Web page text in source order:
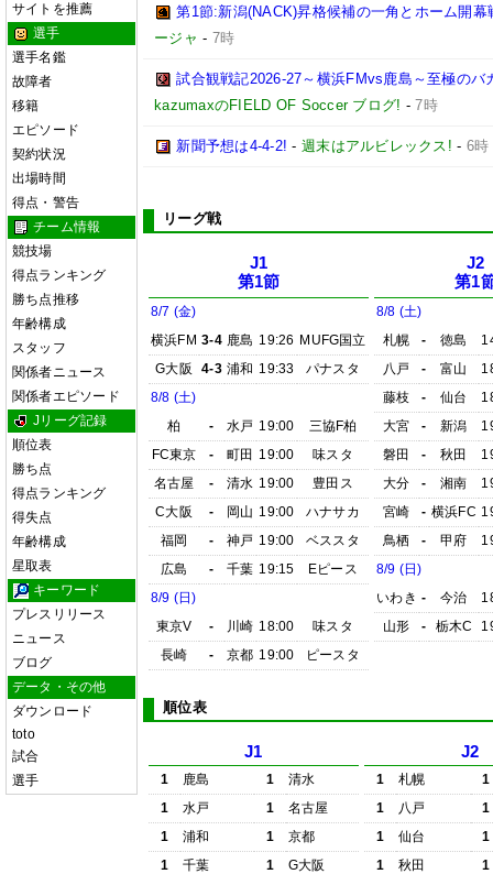
サイトを推薦
選手
選手名鑑
故障者
移籍
エピソード
契約状況
出場時間
得点・警告
チーム情報
競技場
得点ランキング
勝ち点推移
年齢構成
スタッフ
関係者ニュース
関係者エピソード
Jリーグ記録
順位表
勝ち点
得点ランキング
得失点
年齢構成
星取表
キーワード
プレスリリース
ニュース
ブログ
データ・その他
ダウンロード
toto
試合
選手
第1節:新潟(NACK)昇格候補の一角とホーム開幕
ージャ - 7時
試合観戦記2026-27～横浜FMvs鹿島～至極の
kazumaxのFIELD OF Soccer ブログ! -7時
新聞予想は4-4-2! -週末はアルビレックス! - 6時
リーグ戦
J1
第1節
8/7 (金)
横浜FM 3-4 鹿島 19:26 MUFG国立
G大阪
4-3 浦和 19:33
パナスタ
8/8 (土)
柏
- 水戸 19:00
三協F柏
FC東京
- 町田 19:00
味スタ
名古屋
- 清水 19:00
豊田ス
C大阪
- 岡山 19:00
ハナサカ
福岡
- 神戸 19:00
ベススタ
広島
- 千葉 19:15
Eピース
8/9 (日)
東京V
- 川崎 18:00
味スタ
長崎
- 京都 19:00 ピースタ
J2
第1
8/8 (土)
札幌
- 徳島
八戸
- 富山
藤枝
- 仙台
大宮
- 新潟
磐田
- 秋田
大分
- 湘南
宮崎
- 横浜FC
鳥栖
- 甲府
8/9 (日)
いわき - 今治
山形
- 栃木C
順位表
J1
1 鹿島 1
清水
1
水戸 1
名古屋
1
浦和 1
京都
1
千葉 1
G大阪
J2
1 札幌
1
1
八戸
1
1
仙台
1
1
秋田
1